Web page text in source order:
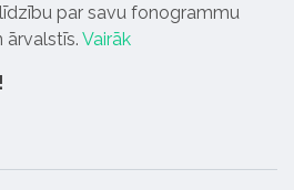
par savu fonogrammu
ārvalstīs. Vairāk